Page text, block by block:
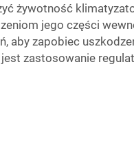
żywotność
jego części
aby zapobiec
zastosowanie